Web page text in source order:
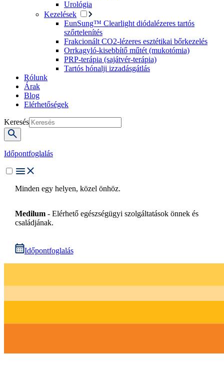
Urológia
Kezelések
EunSung™ Clearlight diódalézeres tartós
szőrtelenítés
Frakcionált CO2-lézeres esztétikai bőrkezelés
Orrkagyló-kisebbítő műtét (mukotómia)
PRP-terápia (sajátvér-terápia)
Tartós hónalji izzadásgátlás
Rólunk
Árak
Blog
Elérhetőségek
Keresés
Időpontfoglalás
Minden egy helyen, közel önhöz.
Medilum- Elérhető egészségügyi szolgáltatások önnek és
családjának.
Időpontfoglalás